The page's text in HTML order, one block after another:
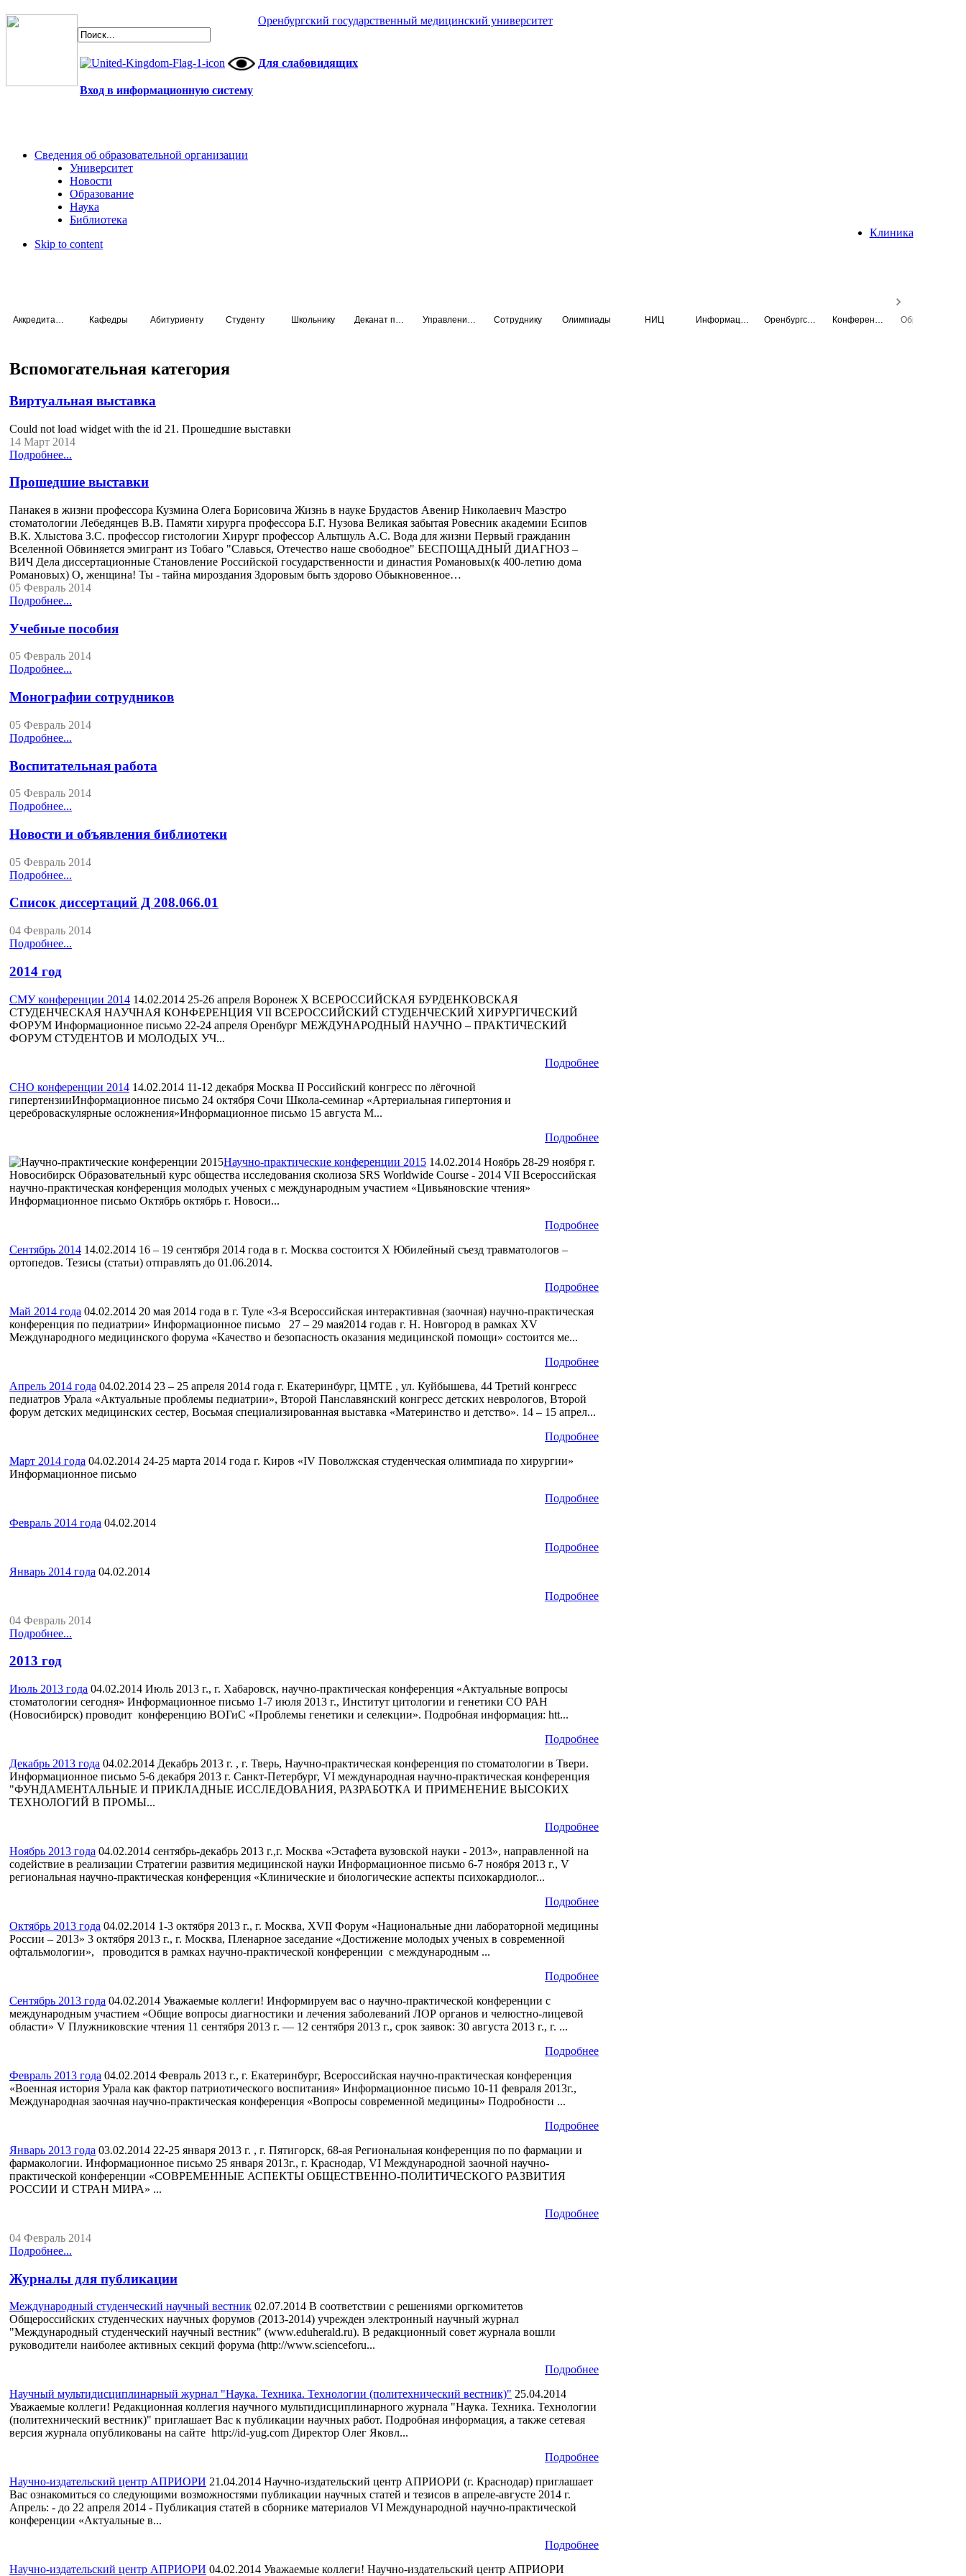
Оренбургский государственный медицинский университет
Для слабовидящих
Вход в информационную систему
Сведения об образовательной организации
Университет
Новости
Образование
Наука
Библиотека
Клиника
Skip to content
Кафедры Абитуриенту Студенту Школьнику Сотруднику Олимпиады НИЦ
Вспомогательная категория
Виртуальная выставка
Could not load widget with the id 21. Прошедшие выставки
14 Март 2014
Подробнее...
Прошедшие выставки
Панакея в жизни профессора Кузмина Олега Борисовича Жизнь в науке Брудастов Авенир Николаевич Маэстро
стоматологии Лебедянцев В.В. Памяти хирурга профессора Б.Г. Нузова Великая забытая Ровесник академии Есипов
В.К. Хлыстова З.С. профессор гистологии Хирург профессор Альтшуль А.С. Вода для жизни Первый гражданин
Вселенной Обвиняется эмигрант из Тобаго "Славься, Отечество наше свободное" БЕСПОЩАДНЫЙ ДИАГНОЗ –
ВИЧ Дела диссертационные Становление Российской государственности и династия Романовых(к 400-летию дома
Романовых) О, женщина! Ты - тайна мироздания Здоровым быть здорово Обыкновенное…
05 Февраль 2014
Подробнее...
Учебные пособия
05 Февраль 2014
Подробнее...
Монографии сотрудников
05 Февраль 2014
Подробнее...
Воспитательная работа
05 Февраль 2014
Подробнее...
Новости и объявления библиотеки
05 Февраль 2014
Подробнее...
Список диссертаций Д 208.066.01
04 Февраль 2014
Подробнее...
2014 год
СМУ конференции 2014 14.02.2014 25-26 апреля Воронеж X ВСЕРОССИЙСКАЯ БУРДЕНКОВСКАЯ
СТУДЕНЧЕСКАЯ НАУЧНАЯ КОНФЕРЕНЦИЯ VII ВСЕРОССИЙСКИЙ СТУДЕНЧЕСКИЙ ХИРУРГИЧЕСКИЙ
ФОРУМ Информационное письмо 22-24 апреля Оренбург МЕЖДУНАРОДНЫЙ НАУЧНО – ПРАКТИЧЕСКИЙ
ФОРУМ СТУДЕНТОВ И МОЛОДЫХ УЧ...
Подробнее
СНО конференции 2014 14.02.2014 11-12 декабря Москва II Российский конгресс по лёгочной
гипертензииИнформационное письмо 24 октября Сочи Школа-семинар «Артериальная гипертония и
цереброваскулярные осложнения»Информационное письмо 15 августа М...
Подробнее
Научно-практические конференции 2015 14.02.2014 Ноябрь 28-29 ноября г.
Новосибирск Образовательный курс общества исследования сколиоза SRS Worldwide Course - 2014 VII Всероссийская
научно-практическая конференция молодых ученых с международным участием «Цивьяновские чтения»
Информационное письмо Октябрь октябрь г. Новоси...
Подробнее
Сентябрь 2014 14.02.2014 16 – 19 сентября 2014 года в г. Москва состоится X Юбилейный съезд травматологов –
ортопедов. Тезисы (статьи) отправлять до 01.06.2014.
Подробнее
Май 2014 года 04.02.2014 20 мая 2014 года в г. Туле «3-я Всероссийская интерактивная (заочная) научно-практическая
конференция по педиатрии» Информационное письмо 27 – 29 мая2014 годав г. Н. Новгород в рамках XV
Международного медицинского форума «Качество и безопасность оказания медицинской помощи» состоится ме...
Подробнее
Апрель 2014 года 04.02.2014 23 – 25 апреля 2014 года г. Екатеринбург, ЦМТЕ , ул. Куйбышева, 44 Третий конгресс
педиатров Урала «Актуальные проблемы педиатрии», Второй Панславянский конгресс детских неврологов, Второй
форум детских медицинских сестер, Восьмая специализированная выставка «Материнство и детство». 14 – 15 апрел...
Подробнее
Март 2014 года 04.02.2014 24-25 марта 2014 года г. Киров «IV Поволжская студенческая олимпиада по хирургии»
Информационное письмо
Подробнее
Февраль 2014 года 04.02.2014
Подробнее
Январь 2014 года 04.02.2014
Подробнее
04 Февраль 2014
Подробнее...
2013 год
Июль 2013 года 04.02.2014 Июль 2013 г., г. Хабаровск, научно-практическая конференция «Актуальные вопросы
стоматологии сегодня» Информационное письмо 1-7 июля 2013 г., Институт цитологии и генетики СО РАН
(Новосибирск) проводит конференцию ВОГиС «Проблемы генетики и селекции». Подробная информация: htt...
Подробнее
Декабрь 2013 года 04.02.2014 Декабрь 2013 г. , г. Тверь, Научно-практическая конференция по стоматологии в Твери.
Информационное письмо 5-6 декабря 2013 г. Санкт-Петербург, VI международная научно-практическая конференция
"ФУНДАМЕНТАЛЬНЫЕ И ПРИКЛАДНЫЕ ИССЛЕДОВАНИЯ, РАЗРАБОТКА И ПРИМЕНЕНИЕ ВЫСОКИХ
ТЕХНОЛОГИЙ В ПРОМЫ...
Подробнее
Ноябрь 2013 года 04.02.2014 сентябрь-декабрь 2013 г.,г. Москва «Эстафета вузовской науки - 2013», направленной на
содействие в реализации Стратегии развития медицинской науки Информационное письмо 6-7 ноября 2013 г., V
региональная научно-практическая конференция «Клинические и биологические аспекты психокардиолог...
Подробнее
Октябрь 2013 года 04.02.2014 1-3 октября 2013 г., г. Москва, XVII Форум «Национальные дни лабораторной медицины
России – 2013» 3 октября 2013 г., г. Москва, Пленарное заседание «Достижение молодых ученых в современной
офтальмологии», проводится в рамках научно-практической конференции с международным ...
Подробнее
Сентябрь 2013 года 04.02.2014 Уважаемые коллеги! Информируем вас о научно-практической конференции с
международным участием «Общие вопросы диагностики и лечения заболеваний ЛОР органов и челюстно-лицевой
области» V Плужниковские чтения 11 сентября 2013 г. — 12 сентября 2013 г., срок заявок: 30 августа 2013 г., г. ...
Подробнее
Февраль 2013 года 04.02.2014 Февраль 2013 г., г. Екатеринбург, Всероссийская научно-практическая конференция
«Военная история Урала как фактор патриотического воспитания» Информационное письмо 10-11 февраля 2013г.,
Международная заочная научно-практическая конференция «Вопросы современной медицины» Подробности ...
Подробнее
Январь 2013 года 03.02.2014 22-25 января 2013 г. , г. Пятигорск, 68-ая Региональная конференция по по фармации и
фармакологии. Информационное письмо 25 января 2013г., г. Краснодар, VI Международной заочной научно-
практической конференции «СОВРЕМЕННЫЕ АСПЕКТЫ ОБЩЕСТВЕННО-ПОЛИТИЧЕСКОГО РАЗВИТИЯ
РОССИИ И СТРАН МИРА» ...
Подробнее
04 Февраль 2014
Подробнее...
Журналы для публикации
Международный студенческий научный вестник 02.07.2014 В соответствии с решениями оргкомитетов
Общероссийских студенческих научных форумов (2013-2014) учрежден электронный научный журнал
"Международный студенческий научный вестник" (www.eduherald.ru). В редакционный совет журнала вошли
руководители наиболее активных секций форума (http://www.scienceforu...
Подробнее
Научный мультидисциплинарный журнал "Наука. Техника. Технологии (политехнический вестник)" 25.04.2014
Уважаемые коллеги! Редакционная коллегия научного мультидисциплинарного журнала "Наука. Техника. Технологии
(политехнический вестник)" приглашает Вас к публикации научных работ. Подробная информация, а также сетевая
версия журнала опубликованы на сайте http://id-yug.com Директор Олег Яковл...
Подробнее
Научно-издательский центр АПРИОРИ 21.04.2014 Научно-издательский центр АПРИОРИ (г. Краснодар) приглашает
Вас ознакомиться со следующими возможностями публикации научных статей и тезисов в апреле-августе 2014 г.
Апрель: - до 22 апреля 2014 - Публикация статей в сборнике материалов VI Международной научно-практической
конференции «Актуальные в...
Подробнее
Научно-издательский центр АПРИОРИ 04.02.2014 Уважаемые коллеги! Научно-издательский центр АПРИОРИ